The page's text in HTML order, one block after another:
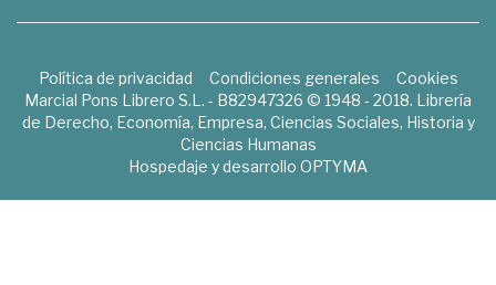
Política de privacidad Condiciones generales
Cookies
Marcial Pons Librero S.L. - B82947326 © 1948 - 2018. Librería
de Derecho, Economía, Empresa, Ciencias Sociales, Historia y
Ciencias Humanas
Hospedaje y desarrollo OPTYMA